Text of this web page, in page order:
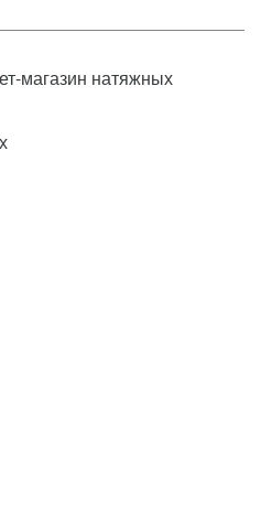
магазин натяжных